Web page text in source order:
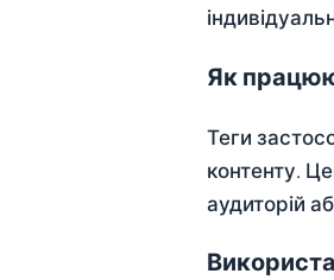
Як
Теги
контенту.
аудиторій